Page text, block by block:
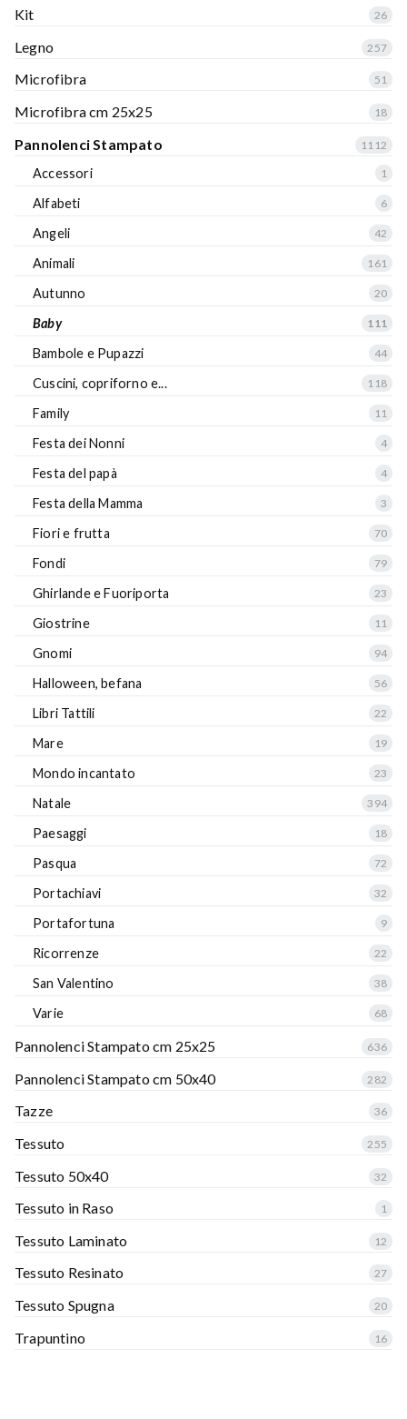
Kit 26
Legno 257
Microfibra 51
Microfibra cm 25x25 18
Pannolenci Stampato 1112
Accessori 1
Alfabeti 6
Angeli 42
Animali 161
Autunno 20
Baby 111
Bambole e Pupazzi 44
Cuscini, copriforno e... 118
Family 11
Festa dei Nonni 4
Festa del papà 4
Festa della Mamma 3
Fiori e frutta 70
Fondi 79
Ghirlande e Fuoriporta 23
Giostrine 11
Gnomi 94
Halloween, befana 56
Libri Tattili 22
Mare 19
Mondo incantato 23
Natale 394
Paesaggi 18
Pasqua 72
Portachiavi 32
Portafortuna 9
Ricorrenze 22
San Valentino 38
Varie 68
Pannolenci Stampato cm 25x25 636
Pannolenci Stampato cm 50x40 282
Tazze 36
Tessuto 255
Tessuto 50x40 32
Tessuto in Raso 1
Tessuto Laminato 12
Tessuto Resinato 27
Tessuto Spugna 20
Trapuntino 16